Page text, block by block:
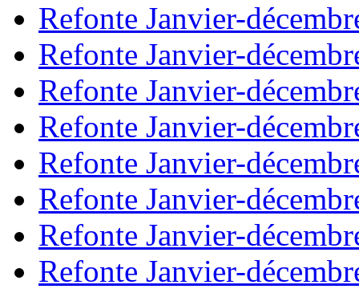
Refonte Janvier-
Refonte Janvier-
Refonte Janvier-
Refonte Janvier-
Refonte Janvier-
Refonte Janvier-
Refonte Janvier-
Refonte Janvier-